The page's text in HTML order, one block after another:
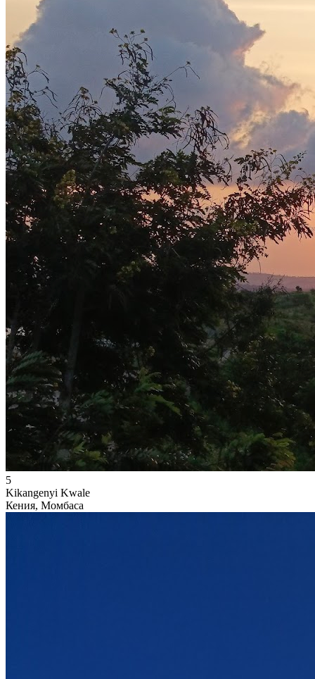
5
Kikangenyi Kwale
Кения, Момбаса